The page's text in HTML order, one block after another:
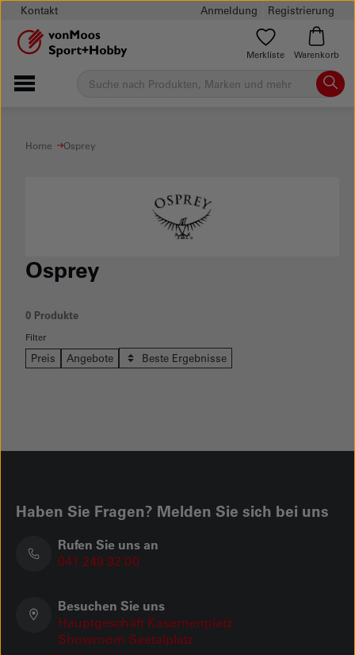
Kontakt Anmeldung Registrierung
Merkliste Warenkorb
Home Osprey
Osprey
0 Produkte
Filter
Keine Produkte mit dieser Filter-Kombination
Preis Angebote Beste Ergebnisse
Haben Sie Fragen? Melden Sie sich bei uns
Rufen Sie uns an
041 249 92 00
Besuchen Sie uns
Hauptgeschäft Kasernenplatz
Showroom Seetalplatz